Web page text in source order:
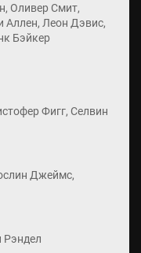
Оливер Смит,
Аллен, Леон Дэвис,
Бэйкер
Фигг, Селвин
Джеймс,
Рэндел